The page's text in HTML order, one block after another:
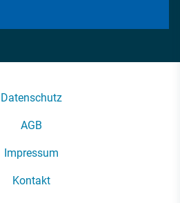
Datenschutz
AGB
Impressum
Kontakt